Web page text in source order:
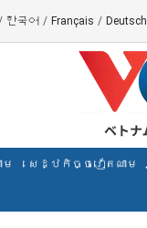
한국어 / Français / Deutsch
ម សេដ្ឋកិច្ចវៀតណាម